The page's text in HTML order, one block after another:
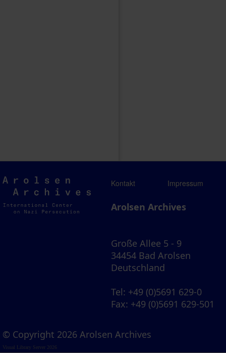
Arolsen
Archives
Kontakt Impressum
Arolsen Archives
Große Allee 5 - 9
34454 Bad Arolsen
Deutschland
Tel: +49 (0)5691 629-0
Fax: +49 (0)5691 629-501
© Copyright 2026 Arolsen Archives
Visual Library Server 2026